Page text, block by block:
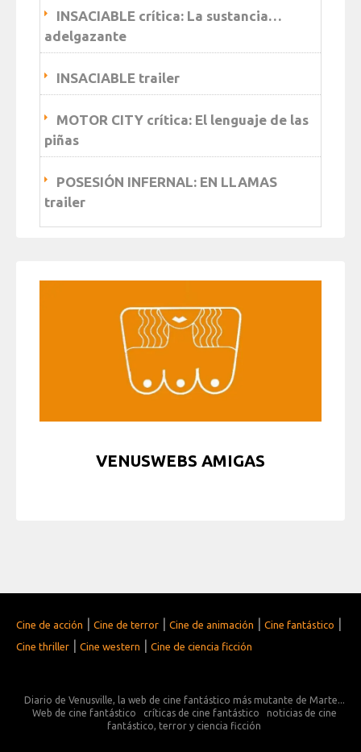
INSACIABLE crítica: La sustancia…
adelgazante
INSACIABLE trailer
MOTOR CITY crítica: El lenguaje de las
piñas
POSESIÓN INFERNAL: EN LLAMAS
trailer
VENUSWEBS AMIGAS
Cine de acción Cine de terror Cine de animación Cine fantástico
Cine thriller Cine western Cine de ciencia ficción
Diario de Venusville, la web de cine fantástico más mutante de Marte...
Web de cine fantástico
críticas de cine fantástico
noticias de cine
fantástico, terror y ciencia ficción